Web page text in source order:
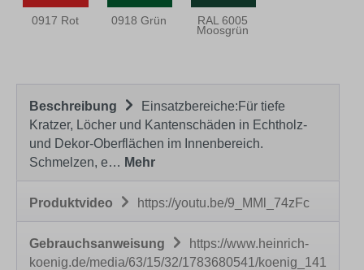
0917 Rot 0918 Grün RAL 6005
Moosgrün
Beschreibung
Einsatzbereiche:Für tiefe
Kratzer, Löcher und Kantenschäden in Echtholz-
und Dekor-Oberflächen im Innenbereich.
Schmelzen, e… Mehr
Produktvideo https://youtu.be/9_MMl_74zFc
Gebrauchsanweisung
https://www.heinrich-
koenig.de/media/63/15/32/1783680541/koenig_141